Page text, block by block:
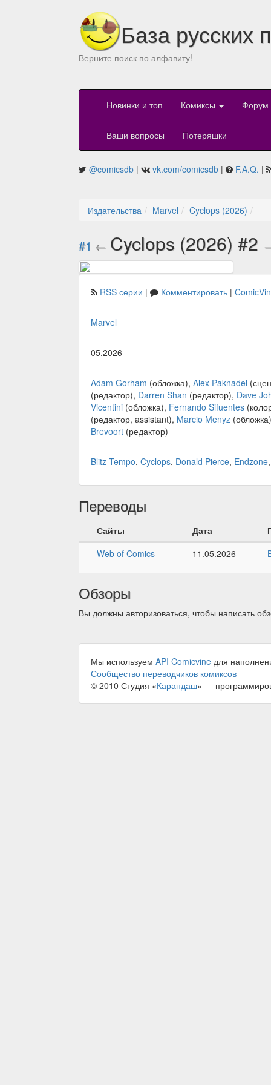
База русских
Верните поиск по алфавиту!
Новинки и топ Комиксы Форум
Ваши вопросы Потеряшки
@comicsdb | vk.com/comicsdb | F.A.Q. |
Издательства Marvel Cyclops (2026)
#1 ← Cyclops (2026) #2
RSS серии | Комментировать |
Marvel
05.2026
Adam Gorham (обложка), Alex Paknadel
(редактор), Darren Shan (редактор), Dave
Vicentini (обложка), Fernando Sifuentes
(редактор, assistant), Marcio Menyz
Brevoort (редактор)
Blitz Tempo, Cyclops, Donald Pierce, Endzone
Переводы
Сайты Дата
Web of Comics
11.05.2026
Обзоры
Вы должны авторизоваться, чтобы написать
Мы используем API Comicvine для
Сообщество переводчиков комиксов
© 2010 Студия «Карандаш» —